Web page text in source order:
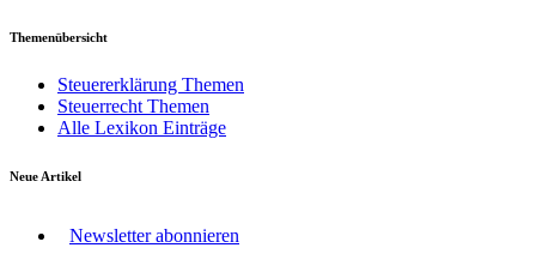
Themenübersicht
Steuererklärung Themen
Steuerrecht Themen
Alle Lexikon Einträge
Neue Artikel
Newsletter abonnieren